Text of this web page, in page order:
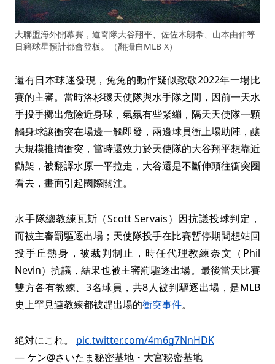
大聯盟海外開幕賽，道奇隊大谷翔平、佐佐木朗希、山本由伸等
日籍球星預計都會登板。（翻攝自MLB X）
還有日本球迷發現，兔兔的動作疑似致敬2022年一場比
賽的主審。當時洛杉磯天使隊與水手隊之間，因前一天水
手投手擲出危險近身球，氣氛有些緊繃，隔天天使隊一顆
觸身球讓衝突在場邊一觸即發，兩邊球員衝上場助陣，釀
大規模推擠衝突，當時還效力於天使隊的大谷翔平想靠近
勸架，被翻譯水原一平拉走，大谷還是不斷伸頭往衝突圈
看去，畫面引起國際關注。
水手隊總教練瓦斯（Scott Servais）因抗議投球判定，
而被主審罰驅逐出場；天使隊投手在比賽暫停期間想站回
投手丘熱身，被裁判制止，時任代理教練奈文（Phil
Nevin）抗議，結果也被主審罰驅逐出場。最後當天比賽
雙方各有教練、3名球員，共8人被判驅逐出場，是MLB
史上罕見連教練都被趕出場的衝突事件。
絶対にこれ。 pic.twitter.com/4m6g7NnHDK
— ケン@さいたま秘密基地・大宮秘密基地